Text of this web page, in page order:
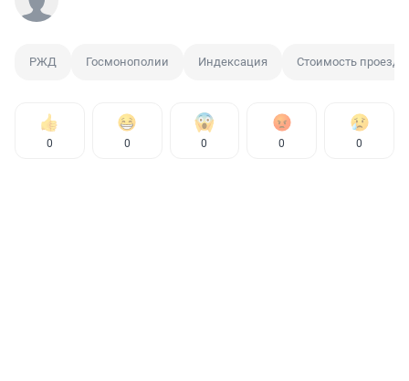
РЖД Госмонополии Индексация Стоимость проезда
0 0 0 0 0